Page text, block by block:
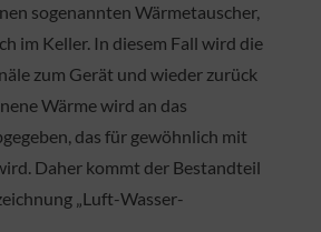
sogenannten Wärmetauscher,
im Keller. In diesem Fall wird die
zum Gerät und wieder zurück
Wärme wird an das
das für gewöhnlich mit
Daher kommt der Bestandteil
„Luft-Wasser-